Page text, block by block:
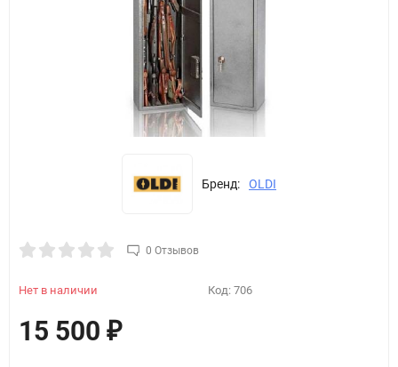
Бренд: OLDI
0 Отзывов
Нет в наличии Код: 706
15 500 ₽